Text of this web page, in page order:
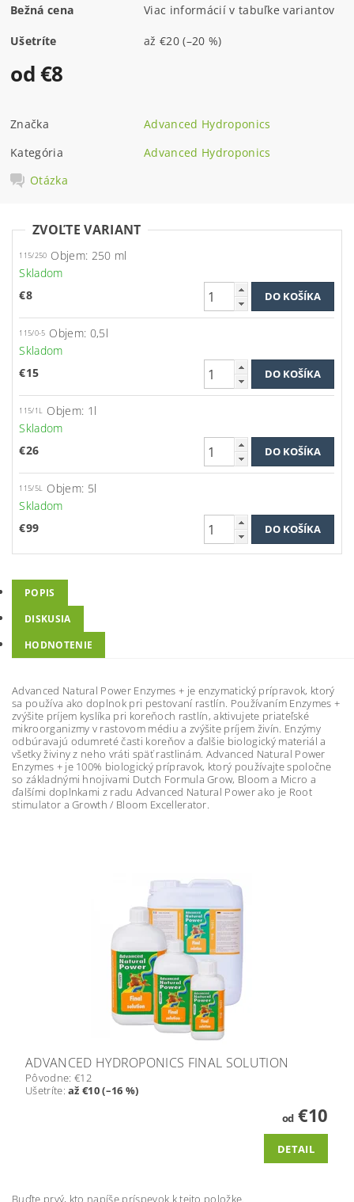
Bežná cena Viac informácií v tabuľke variantov
Ušetríte až€20(–20 %)
od €8
Značka
Advanced Hydroponics
Kategória
Advanced Hydroponics
Otázka
ZVOĽTE VARIANT
115/250 Objem: 250 ml
Skladom
€8
115/0-5 Objem: 0,5l
Skladom
€15
115/1L Objem: 1l
Skladom
€26
115/5L Objem: 5l
Skladom
€99
POPIS
DISKUSIA
HODNOTENIE
Advanced Natural Power Enzymes + je enzymatický prípravok, ktorý
sa používa ako doplnok pri pestovaní rastlín. Používaním Enzymes +
zvýšite príjem kyslíka pri koreňoch rastlín, aktivujete priateľské
mikroorganizmy v rastovom médiu a zvýšite príjem živín. Enzýmy
odbúravajú odumreté časti koreňov a ďalšie biologický materiál a
všetky živiny z neho vráti späť rastlinám. Advanced Natural Power
Enzymes + je 100% biologický prípravok, ktorý používajte spoločne
so základnými hnojivami Dutch Formula Grow, Bloom a Micro a
ďalšími doplnkami z radu Advanced Natural Power ako je Root
stimulator a Growth / Bloom Excellerator.
ADVANCED HYDROPONICS FINAL SOLUTION
Pôvodne: €12
Ušetríte:až €10 (–16 %)
od€10
DETAIL
Buďte prvý, kto napíše príspevok k tejto položke.